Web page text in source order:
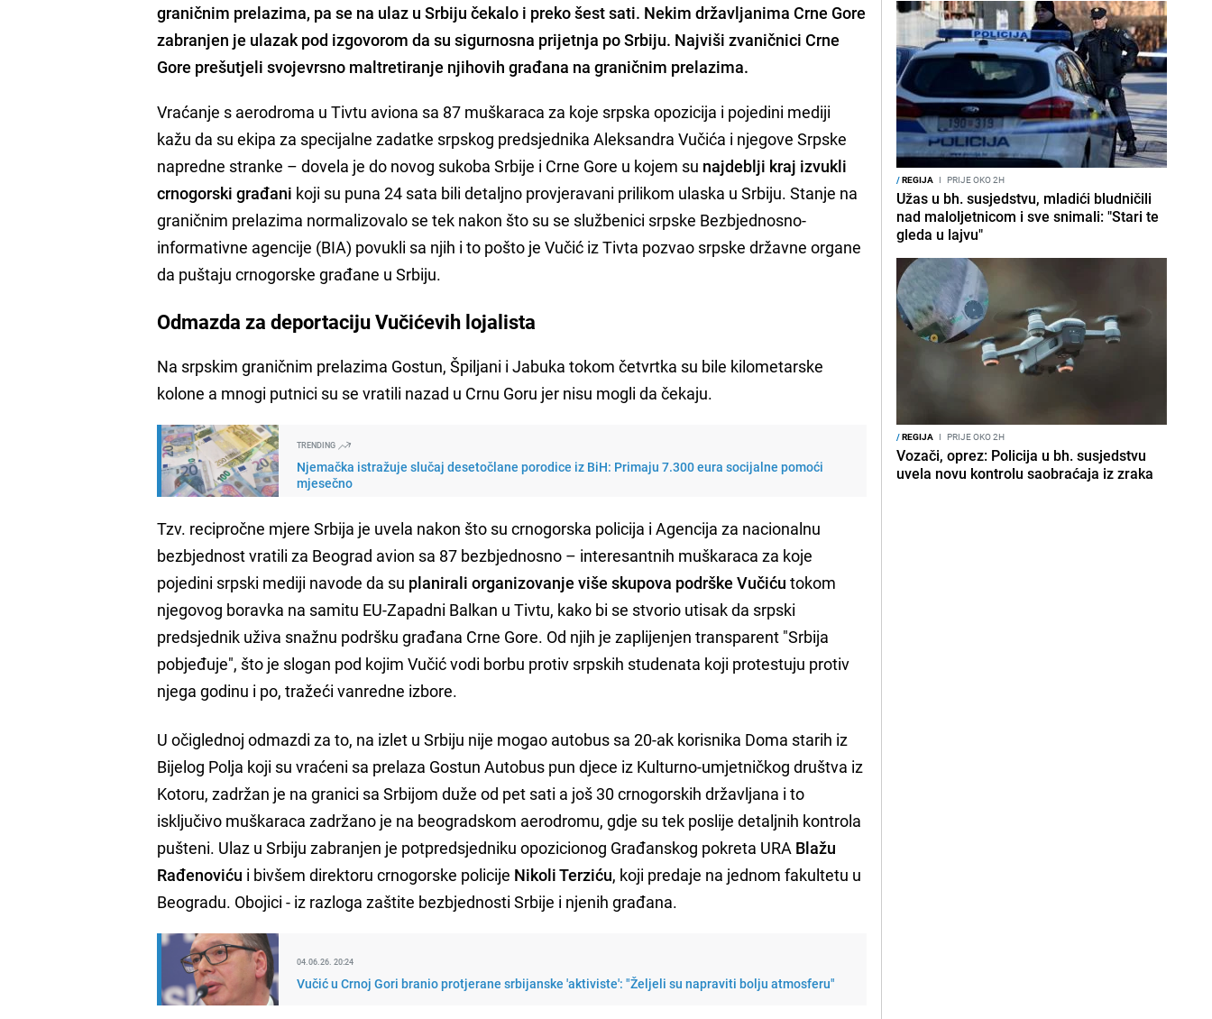
graničnim prelazima, pa se na ulaz u Srbiju čekalo i preko šest sati. Nekim državljanima Crne Gore
zabranjen je ulazak pod izgovorom da su sigurnosna prijetnja po Srbiju. Najviši zvaničnici Crne
Gore prešutjeli svojevrsno maltretiranje njihovih građana na graničnim prelazima.
Vraćanje s aerodroma u Tivtu aviona sa 87 muškaraca za koje srpska opozicija i pojedini mediji
kažu da su ekipa za specijalne zadatke srpskog predsjednika Aleksandra Vučića i njegove Srpske
napredne stranke – dovela je do novog sukoba Srbije i Crne Gore u kojem su najdeblji kraj izvukli
crnogorski građani koji su puna 24 sata bili detaljno provjeravani prilikom ulaska u Srbiju. Stanje na
graničnim prelazima normalizovalo se tek nakon što su se službenici srpske Bezbjednosno-
informativne agencije (BIA) povukli sa njih i to pošto je Vučić iz Tivta pozvao srpske državne organe
da puštaju crnogorske građane u Srbiju.
Odmazda za deportaciju Vučićevih lojalista
Na srpskim graničnim prelazima Gostun, Špiljani i Jabuka tokom četvrtka su bile kilometarske
kolone a mnogi putnici su se vratili nazad u Crnu Goru jer nisu mogli da čekaju.
TRENDING
Njemačka istražuje slučaj desetočlane porodice iz BiH: Primaju 7.300 eura socijalne pomoći
mjesečno
Tzv. recipročne mjere Srbija je uvela nakon što su crnogorska policija i Agencija za nacionalnu
bezbjednost vratili za Beograd avion sa 87 bezbjednosno – interesantnih muškaraca za koje
pojedini srpski mediji navode da su planirali organizovanje više skupova podrške Vučiću tokom
njegovog boravka na samitu EU-Zapadni Balkan u Tivtu, kako bi se stvorio utisak da srpski
predsjednik uživa snažnu podršku građana Crne Gore. Od njih je zaplijenjen transparent "Srbija
pobjeđuje", što je slogan pod kojim Vučić vodi borbu protiv srpskih studenata koji protestuju protiv
njega godinu i po, tražeći vanredne izbore.
U očiglednoj odmazdi za to, na izlet u Srbiju nije mogao autobus sa 20-ak korisnika Doma starih iz
Bijelog Polja koji su vraćeni sa prelaza Gostun Autobus pun djece iz Kulturno-umjetničkog društva iz
Kotoru, zadržan je na granici sa Srbijom duže od pet sati a još 30 crnogorskih državljana i to
isključivo muškaraca zadržano je na beogradskom aerodromu, gdje su tek poslije detaljnih kontrola
pušteni. Ulaz u Srbiju zabranjen je potpredsjedniku opozicionog Građanskog pokreta URA Blažu
Rađenoviću i bivšem direktoru crnogorske policije Nikoli Terziću, koji predaje na jednom fakultetu u
Beogradu. Obojici - iz razloga zaštite bezbjednosti Srbije i njenih građana.
04.06.26. 20:24
Vučić u Crnoj Gori branio protjerane srbijanske 'aktiviste': "Željeli su napraviti bolju atmosferu"
/REGIJA I PRIJE OKO 2H
Užas u bh. susjedstvu, mladići bludničili
nad maloljetnicom i sve snimali: "Stari te
gleda u lajvu"
/REGIJA I PRIJE OKO 2H
Vozači, oprez: Policija u bh. susjedstvu
uvela novu kontrolu saobraćaja iz zraka